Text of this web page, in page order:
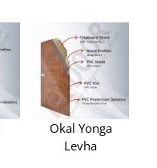
Okal Yonga
Levha